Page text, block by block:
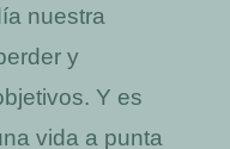
nuestra
y
Y es
vida a punta